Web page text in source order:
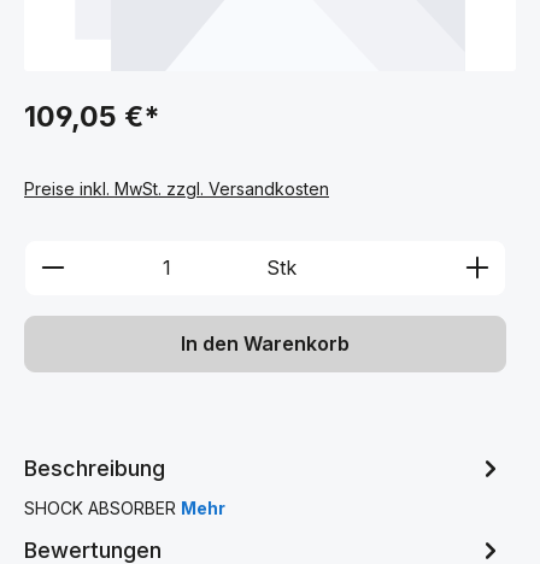
109,05 €*
Preise inkl. MwSt. zzgl. Versandkosten
Produkt Anzahl: Gib den
Stk
In den Warenkorb
Beschreibung
SHOCK ABSORBER Mehr
Bewertungen